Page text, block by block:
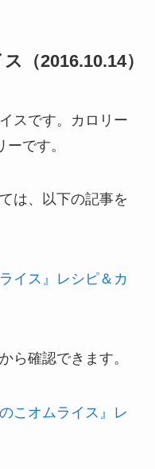
（2016.10.14）
スです。カロリー
ーです。
は、以下の記事を
イス』レシピ＆カ
ら確認できます。
こオムライス』レ